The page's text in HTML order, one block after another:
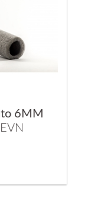
Isolamento 6MM
REF. EVR